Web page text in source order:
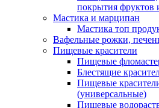
покрытия фруктов
Мастика и марципан
Мастика топ
Вафельные рожки,
Пищевые красители
Пищевые
Блестящие
Пищевые
(универсальные)
Пищевые